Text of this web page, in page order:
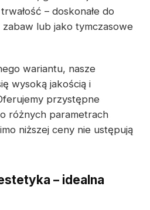
– doskonałe do
lub jako tymczasowe
wariantu, nasze
wysoką jakością i
przystępne
różnych parametrach
niższej ceny nie ustępują
– idealna